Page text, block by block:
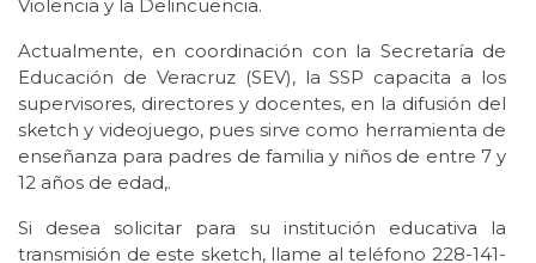
Violencia y la Delincuencia.
Actualmente, en coordinación con la Secretaría de
Educación de Veracruz (SEV), la SSP capacita a los
supervisores, directores y docentes, en la difusión del
sketch y videojuego, pues sirve como herramienta de
enseñanza para padres de familia y niños de entre 7 y
12 años de edad,.
Si desea solicitar para su institución educativa la
transmisión de este sketch, llame al teléfono 228-141-